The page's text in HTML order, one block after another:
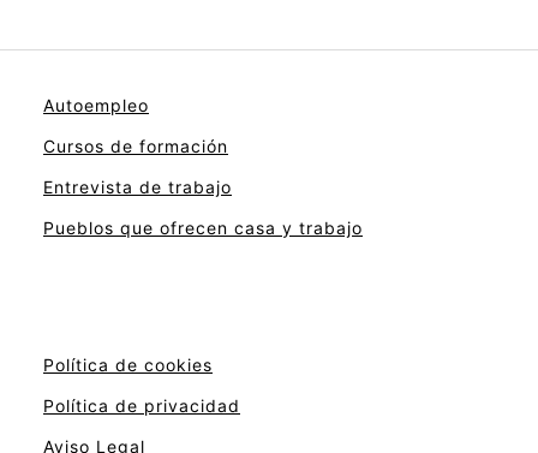
Autoempleo
Cursos de formación
Entrevista de trabajo
Pueblos que ofrecen casa y trabajo
Política de cookies
Política de privacidad
Aviso Legal